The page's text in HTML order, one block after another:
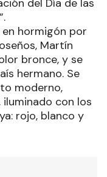
hormigón por
Martín
bronce, y se
hermano. Se
moderno,
con los
rojo, blanco y